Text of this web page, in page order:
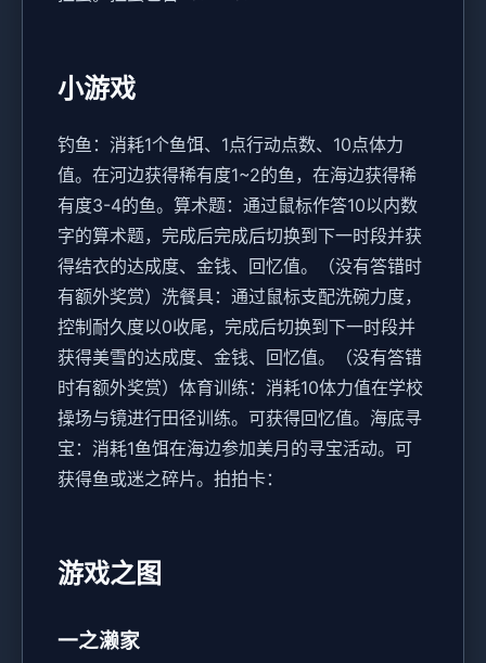
小游戏
钓鱼：消耗1个鱼饵、1点行动点数、10点体力
值。在河边获得稀有度1~2的鱼，在海边获得稀
有度3-4的鱼。 算术题：通过鼠标作答10以内数
字的算术题，完成后完成后切换到下一时段并获
得结衣的达成度、金钱、回忆值。（没有答错时
有额外奖赏） 洗餐具：通过鼠标支配洗碗力度，
控制耐久度以0收尾，完成后切换到下一时段并
获得美雪的达成度、金钱、回忆值。（没有答错
时有额外奖赏） 体育训练：消耗10体力值在学校
操场与镜进行田径训练。可获得回忆值。 海底寻
宝：消耗1鱼饵在海边参加美月的寻宝活动。可
获得鱼或迷之碎片。 拍拍卡：
游戏之图
一之濑家